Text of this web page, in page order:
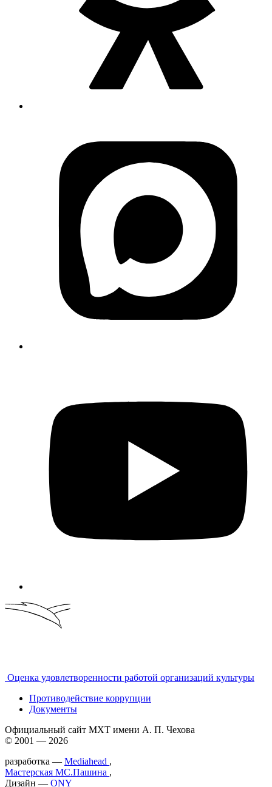
Оценка удовлетворенности работой организаций культуры
Противодействие коррупции
Документы
Официальный сайт МХТ имени А. П. Чехова
© 2001 — 2026
разработка — Mediahead ,
Мастерская МС.Пашина ,
Дизайн — ONY